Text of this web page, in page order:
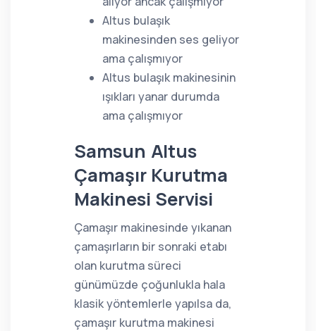
Altus bulaşık
makinesinden ses geliyor
ama çalışmıyor
Altus bulaşık makinesinin
ışıkları yanar durumda
ama çalışmıyor
Samsun Altus
Çamaşır Kurutma
Makinesi Servisi
Çamaşır makinesinde yıkanan
çamaşırların bir sonraki etabı
olan kurutma süreci
günümüzde çoğunlukla hala
klasik yöntemlerle yapılsa da,
çamaşır kurutma makinesi